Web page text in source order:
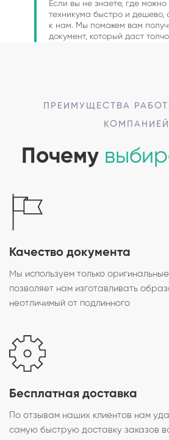
Если вы не знаете, где
техникума быстро и
к нам. Мы поможем вам
документ, который даст
ПРЕИМУЩЕСТВА
КОМПАНИЕЙ
Почему
Качество документа
Мы используем только
позволяет нам изготавливать
неотличимый от подлинного
Бесплатная доставка
По отзывам наших клиентов нам
самую быструю доставку заказов